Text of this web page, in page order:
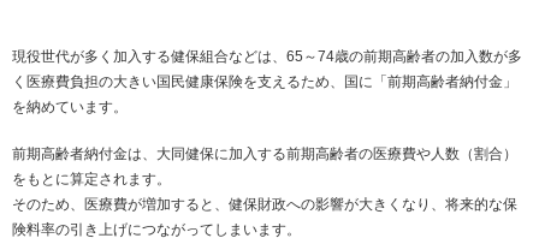
現役世代が多く加入する健保組合などは、65～74歳の前期高齢者の加入数が多
く医療費負担の大きい国民健康保険を支えるため、国に「前期高齢者納付金」
を納めています。
前期高齢者納付金は、大同健保に加入する前期高齢者の医療費や人数（割合）
をもとに算定されます。
そのため、医療費が増加すると、健保財政への影響が大きくなり、将来的な保
険料率の引き上げにつながってしまいます。